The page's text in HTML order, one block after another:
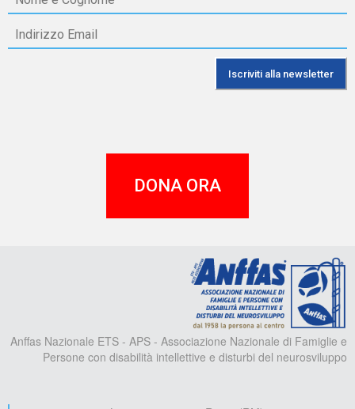
DONA ORA
Anffas Nazionale ETS - APS - Associazione Nazionale di Famiglie e
Persone con disabilità intellettive e disturbi del neurosviluppo